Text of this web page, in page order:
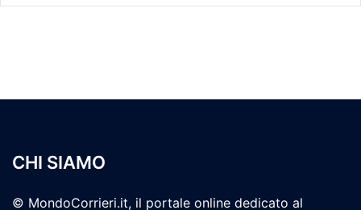
CHI SIAMO
© MondoCorrieri.it, il portale online dedicato al